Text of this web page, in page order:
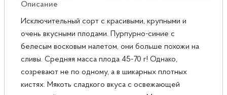
Описание
Исключительный сорт с красивыми, крупными и
очень вкусными плодами. Пурпурно-синие с
белесым восковым налетом, они больше похожи на
сливы. Средняя масса плода 45-70 г! Однако,
созревают не по одному, а в шикарных плотных
кистях. Мякоть сладкого вкуса с освежающей